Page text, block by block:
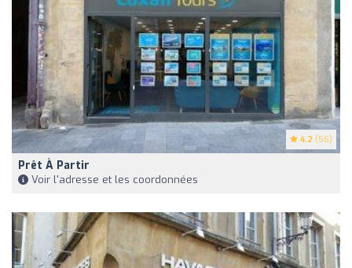
4.2 (56)
Prêt À Partir
Voir l'adresse et les coordonnées